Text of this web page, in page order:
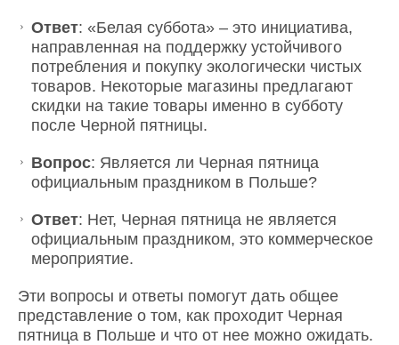
Ответ: «Белая суббота» – это инициатива,
направленная на поддержку устойчивого
потребления и покупку экологически чистых
товаров. Некоторые магазины предлагают
скидки на такие товары именно в субботу
после Черной пятницы.
Вопрос: Является ли Черная пятница
официальным праздником в Польше?
Ответ: Нет, Черная пятница не является
официальным праздником, это коммерческое
мероприятие.
Эти вопросы и ответы помогут дать общее
представление о том, как проходит Черная
пятница в Польше и что от нее можно ожидать.